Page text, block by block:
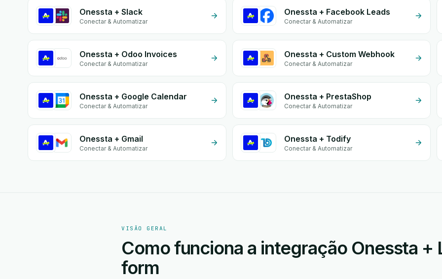
Onessta + Slack
Conectar & Automatizar
Onessta + Facebook Leads
Conectar & Automatizar
Onessta + Odoo Invoices
Conectar & Automatizar
Onessta + Custom Webhook
Conectar & Automatizar
Onessta + Google Calendar
Conectar & Automatizar
Onessta + PrestaShop
Conectar & Automatizar
Onessta + Gmail
Conectar & Automatizar
Onessta + Todify
Conectar & Automatizar
VISÃO GERAL
Como funciona a integração Onessta +
form